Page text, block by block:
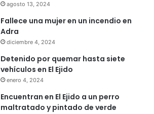
agosto 13, 2024
Fallece una mujer en un incendio en
Adra
diciembre 4, 2024
Detenido por quemar hasta siete
vehículos en El Ejido
enero 4, 2024
Encuentran en El Ejido a un perro
maltratado y pintado de verde